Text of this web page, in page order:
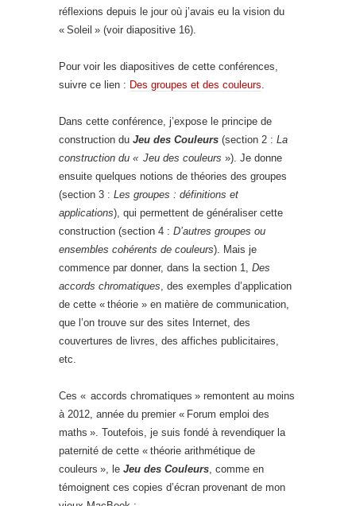
réflexions depuis le jour où j’avais eu la vision du
« Soleil » (voir diapositive 16).
Pour voir les diapositives de cette conférences,
suivre ce lien : Des groupes et des couleurs.
Dans cette conférence, j’expose le principe de
construction du Jeu des Couleurs (section 2 : La
construction du « Jeu des couleurs »). Je donne
ensuite quelques notions de théories des groupes
(section 3 : Les groupes : définitions et
applications), qui permettent de généraliser cette
construction (section 4 : D’autres groupes ou
ensembles cohérents de couleurs). Mais je
commence par donner, dans la section 1, Des
accords chromatiques, des exemples d’application
de cette « théorie » en matière de communication,
que l’on trouve sur des sites Internet, des
couvertures de livres, des affiches publicitaires,
etc.
Ces « accords chromatiques » remontent au moins
à 2012, année du premier « Forum emploi des
maths ». Toutefois, je suis fondé à revendiquer la
paternité de cette « théorie arithmétique de
couleurs », le Jeu des Couleurs, comme en
témoignent ces copies d’écran provenant de mon